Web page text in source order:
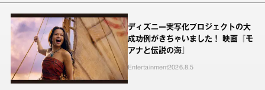
ディズニー実写化プロジェクトの大
成功例がきちゃいました！ 映画『モ
アナと伝説の海』
Entertainment2026.8.5